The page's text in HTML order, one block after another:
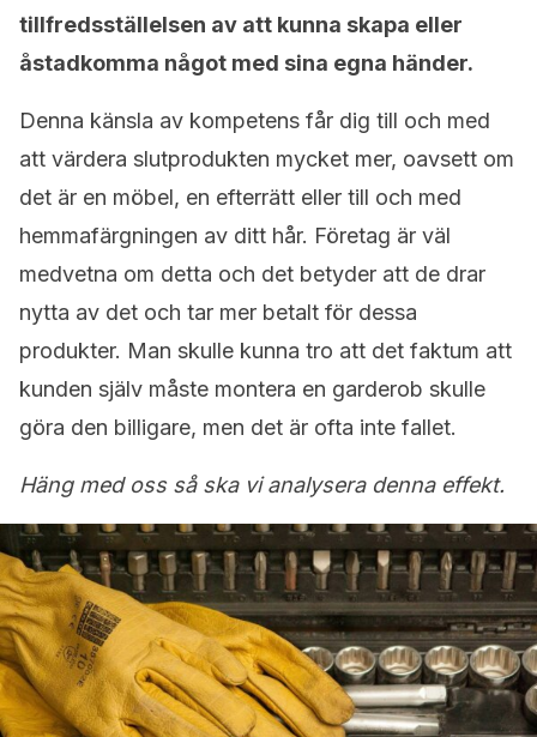
tillfredsställelsen av att kunna skapa eller
åstadkomma något med sina egna händer.
Denna känsla av kompetens får dig till och med
att värdera slutprodukten mycket mer, oavsett om
det är en möbel, en efterrätt eller till och med
hemmafärgningen av ditt hår. Företag är väl
medvetna om detta och det betyder att de drar
nytta av det och tar mer betalt för dessa
produkter. Man skulle kunna tro att det faktum att
kunden själv måste montera en garderob skulle
göra den billigare, men det är ofta inte fallet.
Häng med oss så ska vi analysera denna effekt.